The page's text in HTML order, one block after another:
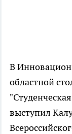
В
областной
выступил